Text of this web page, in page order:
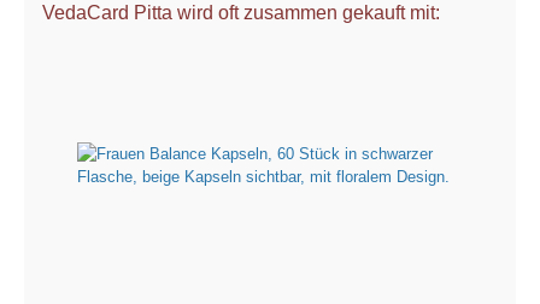
VedaCard Pitta wird oft zusammen gekauft mit: